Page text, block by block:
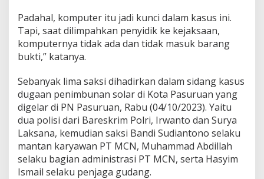
Padahal, komputer itu jadi kunci dalam kasus ini.
Tapi, saat dilimpahkan penyidik ke kejaksaan,
komputernya tidak ada dan tidak masuk barang
bukti,” katanya.
Sebanyak lima saksi dihadirkan dalam sidang kasus
dugaan penimbunan solar di Kota Pasuruan yang
digelar di PN Pasuruan, Rabu (04/10/2023). Yaitu
dua polisi dari Bareskrim Polri, Irwanto dan Surya
Laksana, kemudian saksi Bandi Sudiantono selaku
mantan karyawan PT MCN, Muhammad Abdillah
selaku bagian administrasi PT MCN, serta Hasyim
Ismail selaku penjaga gudang.